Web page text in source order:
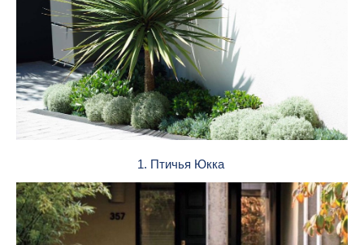
1. Птичья Юкка